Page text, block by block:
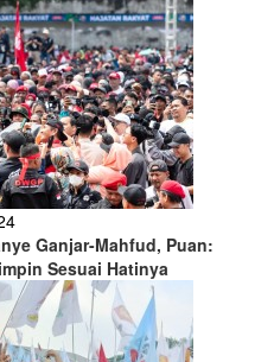
Ganjar-Mahfud, Puan:
Sesuai Hatinya